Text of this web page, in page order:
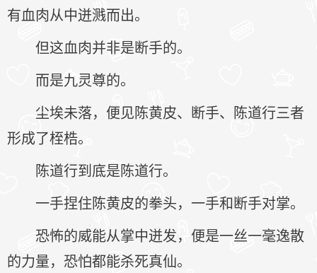
有血肉从中迸溅而出。
但这血肉并非是断手的。
而是九灵尊的。
尘埃未落，便见陈黄皮、断手、陈道行三者
形成了桎梏。
陈道行到底是陈道行。
一手捏住陈黄皮的拳头，一手和断手对掌。
恐怖的威能从掌中迸发，便是一丝一毫逸散
的力量，恐怕都能杀死真仙。